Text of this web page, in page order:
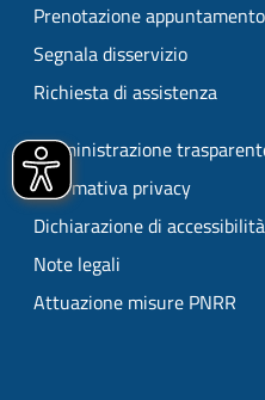
Prenotazione appuntamento
Segnala disservizio
Richiesta di assistenza
Amministrazione
Informativa privacy
Dichiarazione di accessibilità
Note legali
Attuazione misure PNRR